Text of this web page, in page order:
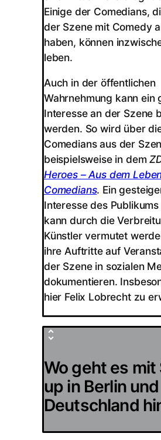
Einige der Comedians,
der Szene mit Comedy
haben, können
leben.
Auch in der öffentlichen
Wahrnehmung kann ein
Interesse an der Szene
werden. So wird über
Comedians aus der
beispielsweise in dem
Heroes – Aus dem
Comedians. Ein
Interesse des
kann durch die
Künstler vermutet
ihre Auftritte auf
der Szene in sozialen
dokumentieren.
hier Felix Lobrecht zu
Wo geht es
up in Berlin und
Deutschland